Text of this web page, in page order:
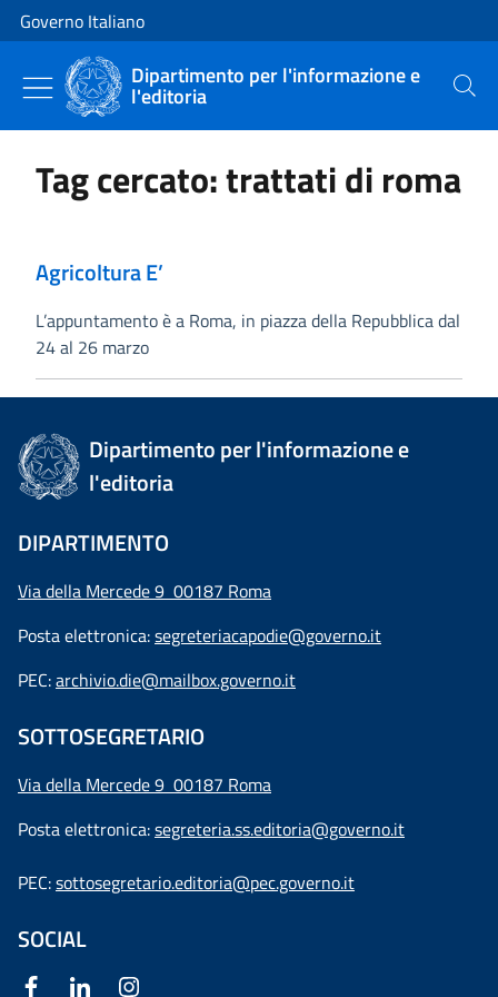
Vai al contenuto
Vai alla navigazione del sito
Governo Italiano
Dipartimento per l'informazione e
l'editoria Cerca
Tag cercato: trattati di roma
Agricoltura E’
L’appuntamento è a Roma, in piazza della Repubblica dal
24 al 26 marzo
Dipartimento per l'informazione e
l'editoria
DIPARTIMENTO
Via della Mercede 9 00187 Roma
Posta elettronica:segreteriacapodie@governo.it
PEC:archivio.die@mailbox.governo.it
SOTTOSEGRETARIO
Via della Mercede 9 00187 Roma
Posta elettronica:segreteria.ss.editoria@governo.it
PEC:sottosegretario.editoria@pec.governo.it
SOCIAL